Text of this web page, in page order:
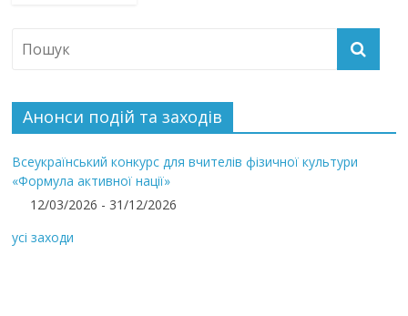
Анонси подій та заходів
Всеукраїнський конкурс для вчителів фізичної культури
«Формула активної нації»
12/03/2026 - 31/12/2026
усі заходи